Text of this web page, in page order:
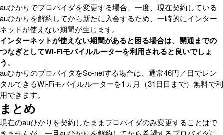
auひかりでプロバイダを変更する場合、一度、現在契約している
auひかりを解約してから新たに入会するため、一時的にインター
ネットが使えない期間が生じます。
インターネットが使えない期間があると困る場合は、開通までの
つなぎとしてWi-Fiモバイルルーターを利用されると良いでしょ
う 。
auひかりのプロバイダをSo-netする場合は、通常46円／日でレン
タルできるWi-Fiモバイルルーターを1ヵ月（31日目まで）無料で利
用できます。
まとめ
現在のauひかりを契約したままプロバイダのみ変更することはで
きませんが、一旦auひかりを解約してから希望するプロバイダに